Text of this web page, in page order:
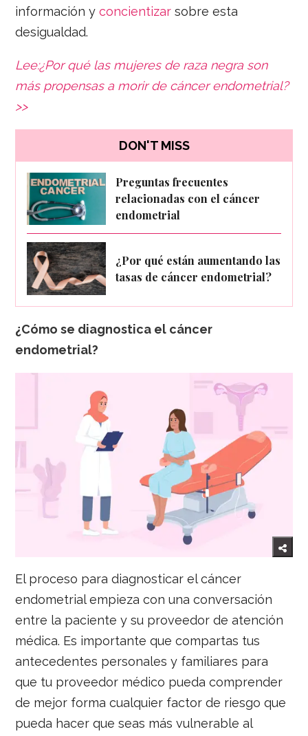
información yconcientizar sobre esta
desigualdad.
Lee:¿Por qué las mujeres de raza negra son
más propensas a morir de cáncer endometrial?
>>
DON'T MISS
Preguntas frecuentes
relacionadas con el cáncer
endometrial
¿Por qué están aumentando las
tasas de cáncer endometrial?
¿Cómo se diagnostica el cáncer
endometrial?
El proceso para diagnosticar el cáncer
endometrial empieza con una conversación
entre la paciente y su proveedor de atención
médica. Es importante que compartas tus
antecedentes personales y familiares para
que tu proveedor médico pueda comprender
de mejor forma cualquier factor de riesgo que
pueda hacer que seas más vulnerable al